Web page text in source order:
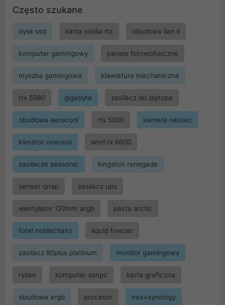
Często szukane
dysk ssd karta nvidia rtx obudowa lian li
komputer gamingowy panele fotowoltaiczne
myszka gamingowa klawiatura mechaniczna
rtx 5080 gigabyte zasilacz do laptopa
obudowa aerocool rtx 5060 kamera neotec
klimator onecool amd rx 6600
zasilacze seasonic kingston renegade
serwer qnap zasilacz ups
wentylator 120mm argb pasta arctic
fotel noblechairs liquid freezer
zasilacz 80plus platinum monitor gamingowy
ryzen komputer zenpc karta graficzna
obudowa argb procesor nas+synology